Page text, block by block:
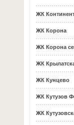
ЖК
ЖК Корона
ЖК Корона
ЖК
ЖК Кунцево
ЖК Кутузов
ЖК